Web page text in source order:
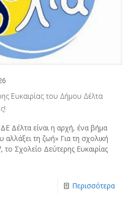
Ευκαιρίας του Δήμου Δέλτα
Δέλτα είναι η αρχή, ένα βήμα
τη ζωή» Για τη σχολική
Σχολείο Δεύτερης Ευκαιρίας
Περισσότερα